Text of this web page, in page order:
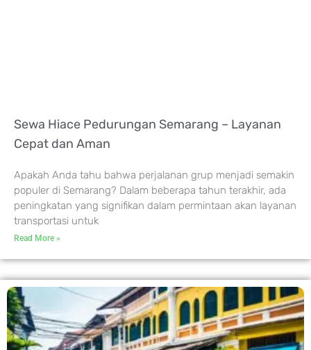
Sewa Hiace Pedurungan Semarang – Layanan
Cepat dan Aman
Apakah Anda tahu bahwa perjalanan grup menjadi semakin
populer di Semarang? Dalam beberapa tahun terakhir, ada
peningkatan yang signifikan dalam permintaan akan layanan
transportasi untuk
Read More »